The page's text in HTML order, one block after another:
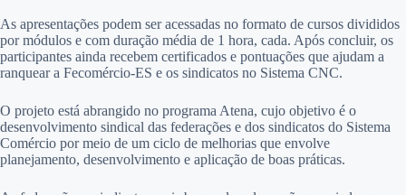
As apresentações podem ser acessadas no formato de cursos divididos
por módulos e com duração média de 1 hora, cada. Após concluir, os
participantes ainda recebem certificados e pontuações que ajudam a
ranquear a Fecomércio-ES e os sindicatos no Sistema CNC.
O projeto está abrangido no programa Atena, cujo objetivo é o
desenvolvimento sindical das federações e dos sindicatos do Sistema
Comércio por meio de um ciclo de melhorias que envolve
planejamento, desenvolvimento e aplicação de boas práticas.